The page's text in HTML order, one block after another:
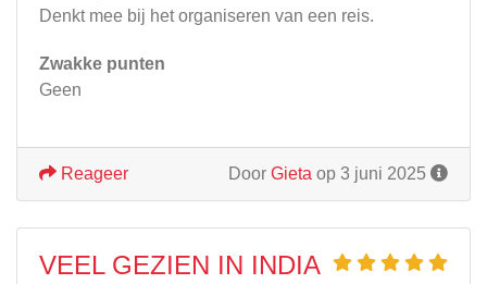
Denkt mee bij het organiseren van een reis.
Zwakke punten
Geen
Door Gieta op 3 juni 2025
Reageer
VEEL GEZIEN IN INDIA